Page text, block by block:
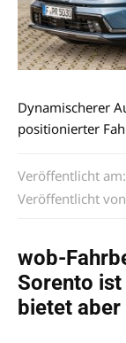
Dynamischerer
positionierter
Veröffentlicht am:
Veröffentlicht
wob-
Sorento
bietet